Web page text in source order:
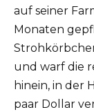
auf seiner
Monaten
und warf die
hinein, in der
paar Dollar